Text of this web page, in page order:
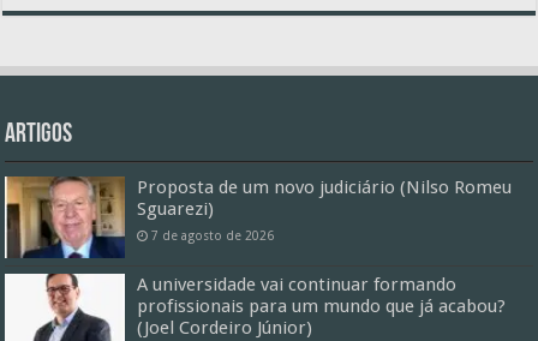
Artigos
Proposta de um novo judiciário (Nilso Romeu
Sguarezi)
7 de agosto de 2026
A universidade vai continuar formando
profissionais para um mundo que já acabou?
(Joel Cordeiro Júnior)